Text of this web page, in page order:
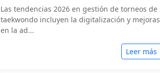
Las tendencias 2026 en gestión de torneos de
taekwondo incluyen la digitalización y mejoras
en la ad...
Leer más